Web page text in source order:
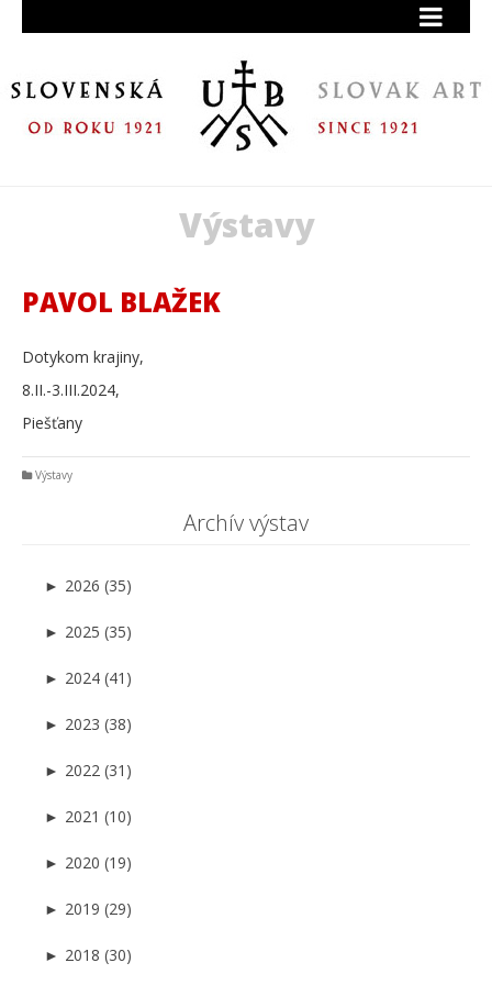
Výstavy
PAVOL BLAŽEK
Dotykom krajiny,
8.II.-3.III.2024,
Piešťany
Výstavy
Archív výstav
► 2026 (35)
► 2025 (35)
► 2024 (41)
► 2023 (38)
► 2022 (31)
► 2021 (10)
► 2020 (19)
► 2019 (29)
► 2018 (30)